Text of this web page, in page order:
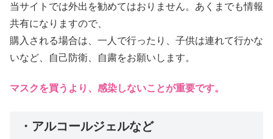
当サイトでは外出を勧めてはおりません。あくまでも情報
共有になりますので、
購入される場合は、一人で行ったり、子供は連れて行かな
いなど、自己防衛、自粛をお願いします。
マスクを買うより、感染しないことが重要です。
・アルコールジェルなど